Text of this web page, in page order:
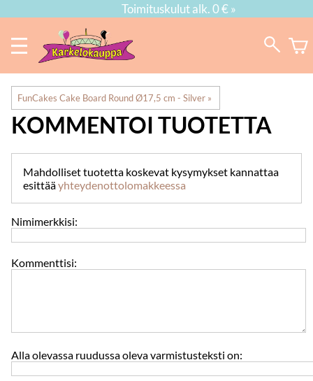
Toimituskulut alk. 0 € »
FunCakes Cake Board Round Ø17,5 cm - Silver ‪»
KOMMENTOI TUOTETTA
Mahdolliset tuotetta koskevat kysymykset kannattaa
esittääyhteydenottolomakkeessa
Nimimerkkisi:
Kommenttisi:
Alla olevassa ruudussa oleva varmistusteksti on: